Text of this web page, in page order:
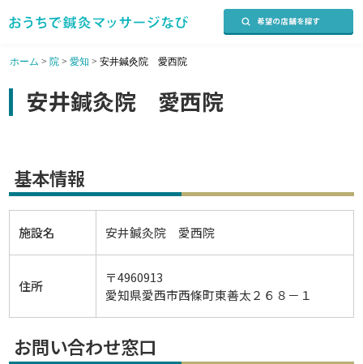
ホーム > 院> 愛知 > 安井鍼灸院 愛西院
安井鍼灸院 愛西院
基本情報
施設名 安井鍼灸院 愛西院
住所
〒4960913
愛知県愛西市西條町東善太２６８－１
お問い合わせ窓口